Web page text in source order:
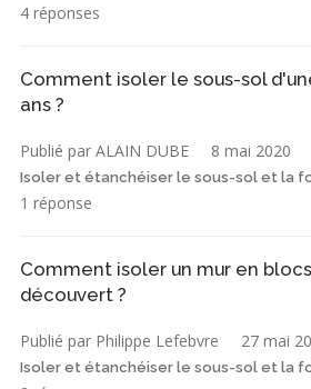
4 réponses
Comment isoler le sous-sol
ans ?
Publié par ALAIN DUBE 8 mai 2020
Isoler et étanchéiser le sous-sol et la
1 réponse
Comment isoler un mur en
découvert ?
Publié par Philippe Lefebvre 27 mai
Isoler et étanchéiser le sous-sol et la